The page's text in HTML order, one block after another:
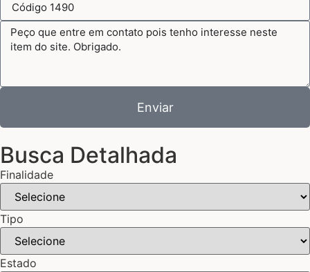
Enviar
Busca Detalhada
Finalidade
Tipo
Estado